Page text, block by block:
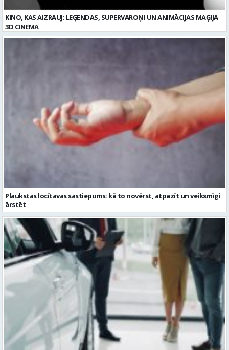
Plaukstas locītavas sastiepums: kā to novērst, atpazīt un veiksmīgi
Kāpēc divus trīs gadus veci mazlietoti auto ar garantiju ir laba izvēle